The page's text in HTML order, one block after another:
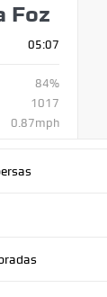
Foz
05:07
84%
1017
0.87mph